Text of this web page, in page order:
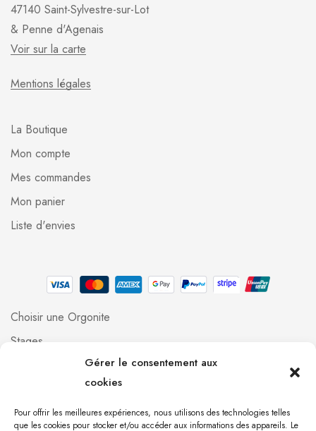
Gérer le consentement aux
cookies
Pour offrir les meilleures expériences, nous utilisons des technologies telles
que les cookies pour stocker et/ou accéder aux informations des appareils. Le
47140 Saint-Sylvestre-sur-Lot
& Penne d'Agenais
Voir sur la carte
Mentions légales
La Boutique
Mon compte
Mes commandes
Mon panier
Liste d'envies
Choisir une Orgonite
Stages
Foire aux questions
Qui suis-je ?